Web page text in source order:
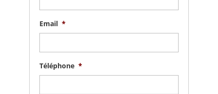
Email *
Téléphone *